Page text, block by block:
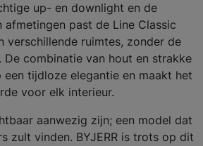
up- en downlight en de
past de Line Classic
verschillende ruimtes, zonder de
De combinatie van hout en strakke
tijdloze elegantie en maakt het
voor elk interieur.
aanwezig zijn; een model dat
zult vinden. BYJERR is trots op dit